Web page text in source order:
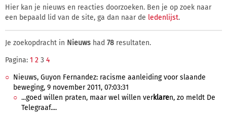
Hier kan je nieuws en reacties doorzoeken. Ben je op zoek naar
een bepaald lid van de site, ga dan naar de ledenlijst.
Je zoekopdracht in Nieuws had 78 resultaten.
Pagina: 1 2 3 4
Nieuws, Guyon Fernandez: racisme aanleiding voor slaande
beweging, 9 november 2011, 07:03:31
...goed willen praten, maar wel willen verklaren, zo meldt De
Telegraaf....